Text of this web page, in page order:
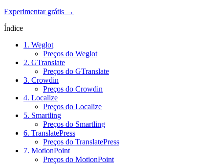
Experimentar grátis →
Índice
1. Weglot
Preços do Weglot
2. GTranslate
Preços do GTranslate
3. Crowdin
Preços do Crowdin
4. Localize
Preços do Localize
5. Smartling
Preços do Smartling
6. TranslatePress
Preços do TranslatePress
7. MotionPoint
Preços do MotionPoint